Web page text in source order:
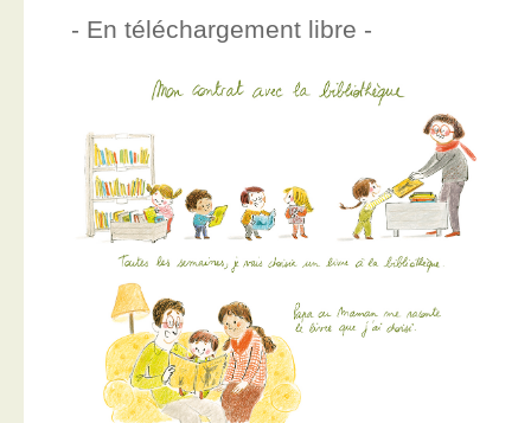
- En téléchargement libre -